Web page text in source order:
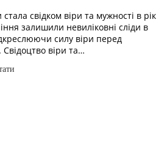
свідком віри та мужності в рік
залишили невиліковні сліди в
силу віри перед
віри та…